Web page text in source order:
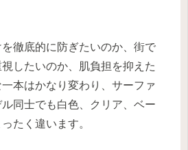
徹底的に防ぎたいのか、街で
したいのか、肌負担を抑えた
本はかなり変わり、サーファ
同士でも白色、クリア、ベー
たく違います。